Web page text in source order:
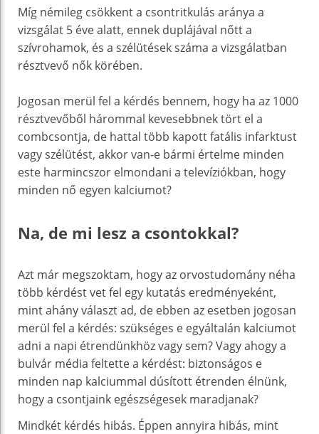
Míg némileg csökkent a csontritkulás aránya a
vizsgálat 5 éve alatt, ennek duplájával nőtt a
szívrohamok, és a szélütések száma a vizsgálatban
résztvevő nők körében.
Jogosan merül fel a kérdés bennem, hogy ha az 1000
résztvevőből hárommal kevesebbnek tört el a
combcsontja, de hattal több kapott fatális infarktust
vagy szélütést, akkor van-e bármi értelme minden
este harmincszor elmondani a televíziókban, hogy
minden nő egyen kalciumot?
Na, de mi lesz a csontokkal?
Azt már megszoktam, hogy az orvostudomány néha
több kérdést vet fel egy kutatás eredményeként,
mint ahány választ ad, de ebben az esetben jogosan
merül fel a kérdés: szükséges e egyáltalán kalciumot
adni a napi étrendünkhöz vagy sem? Vagy ahogy a
bulvár média feltette a kérdést: biztonságos e
minden nap kalciummal dúsított étrenden élnünk,
hogy a csontjaink egészségesek maradjanak?
Mindkét kérdés hibás. Éppen annyira hibás, mint